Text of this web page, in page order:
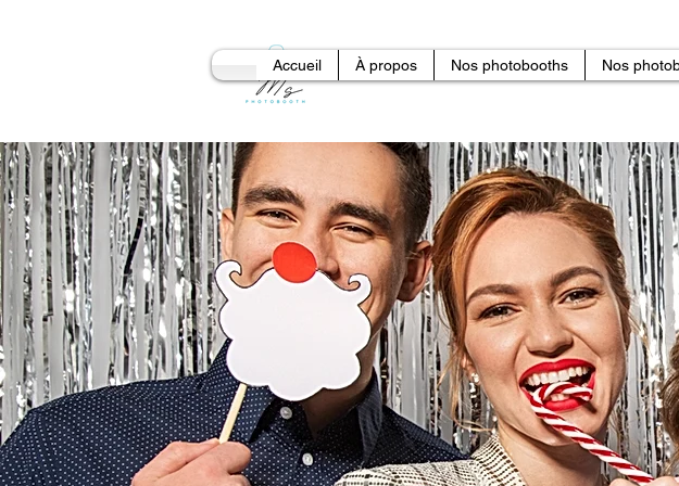
Accueil À propos Nos photobooths Nos